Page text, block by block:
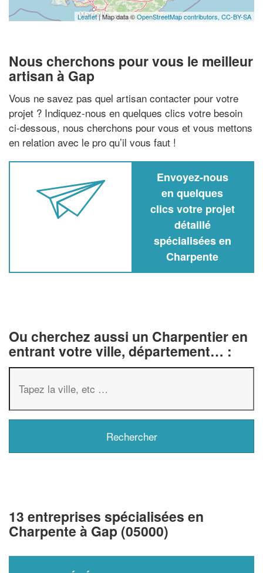
Leaflet| Map data ©OpenStreetMap contributors, CC-BY-SA
Nous cherchons pour vous le meilleur
artisan à Gap
Vous ne savez pas quel artisan contacter pour votre
projet ? Indiquez-nous en quelques clics votre besoin
ci-dessous, nous cherchons pour vous et vous mettons
en relation avec le pro qu’il vous faut !
Envoyez-nous
en quelques
clics votre projet
détaillé
spécialisées en
Charpente
Ou cherchez aussi un Charpentier en
entrant votre ville, département… :
13 entreprises spécialisées en
Charpente à Gap (05000)